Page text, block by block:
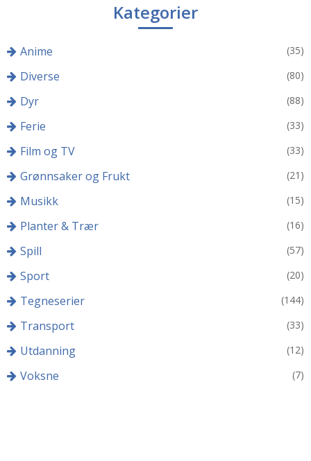
Kategorier
Anime (35)
Diverse (80)
Dyr (88)
Ferie (33)
Film og TV (33)
Grønnsaker og Frukt (21)
Musikk (15)
Planter & Trær (16)
Spill (57)
Sport (20)
Tegneserier (144)
Transport (33)
Utdanning (12)
Voksne (7)